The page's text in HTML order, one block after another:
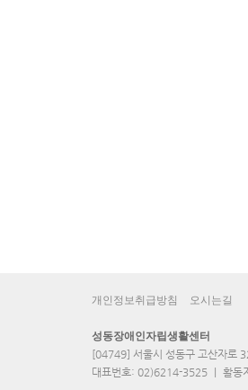
개인정보취급방침 오시는길
성동장애인자립생활센터
[04749] 서울시 성동구 고산자로
대표번호: 02)6214-3525 ｜ 활